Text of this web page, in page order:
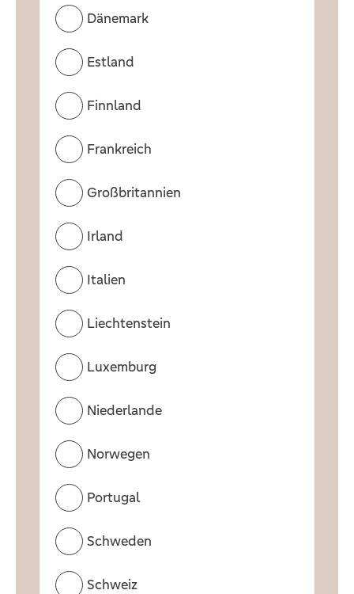
Dänemark
Estland
Finnland
Frankreich
Großbritannien
Irland
Italien
Liechtenstein
Luxemburg
Niederlande
Norwegen
Portugal
Schweden
Schweiz